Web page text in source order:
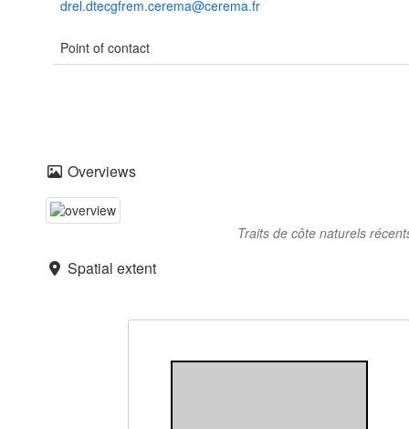
drel.dtecgfrem.cerema@cerema.fr
Point of contact
Overviews
Traits de côte naturels
Spatial extent